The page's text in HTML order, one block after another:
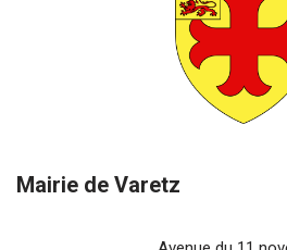
Mairie de Varetz